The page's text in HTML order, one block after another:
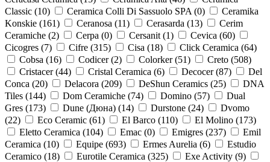
Classic (10) Ceramica Colli Di Sassuolo SPA (0)
Ceramika
Konskie (161) Ceranosa (11) Cerasarda (13)
Cerim
Ceramiche (2) Cerpa (0) Cersanit (1) Cevica (60)
Cicogres (7) Cifre (315) Cisa (18) Click Ceramica (64)
Cobsa (16) Codicer (2) Colorker (51) Creto (508)
Cristacer (44) Cristal Ceramica (6) Decocer (87)
Del
Conca (20) Delacora (209) DeShun Ceramics (25)
DNA
Tiles (144) Dom Ceramiche (74) Domino (57)
Dual
Gres (173) Dune (Дюна) (14) Durstone (24)
Dvomo
(22) Eco Ceramic (61) El Barco (110) El Molino (173)
Eletto Ceramica (104) Emac (0) Emigres (237)
Emil
Ceramica (10) Equipe (693) Ermes Aurelia (6)
Estudio
Ceramico (18) Eurotile Ceramica (325) Exe Activity (9)